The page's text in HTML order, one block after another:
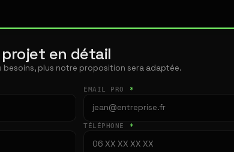
en détail
besoins, plus notre proposition sera adaptée.
EMAIL PRO *
TÉLÉPHONE *